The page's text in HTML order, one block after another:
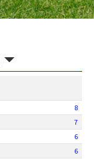
8
7
6
6